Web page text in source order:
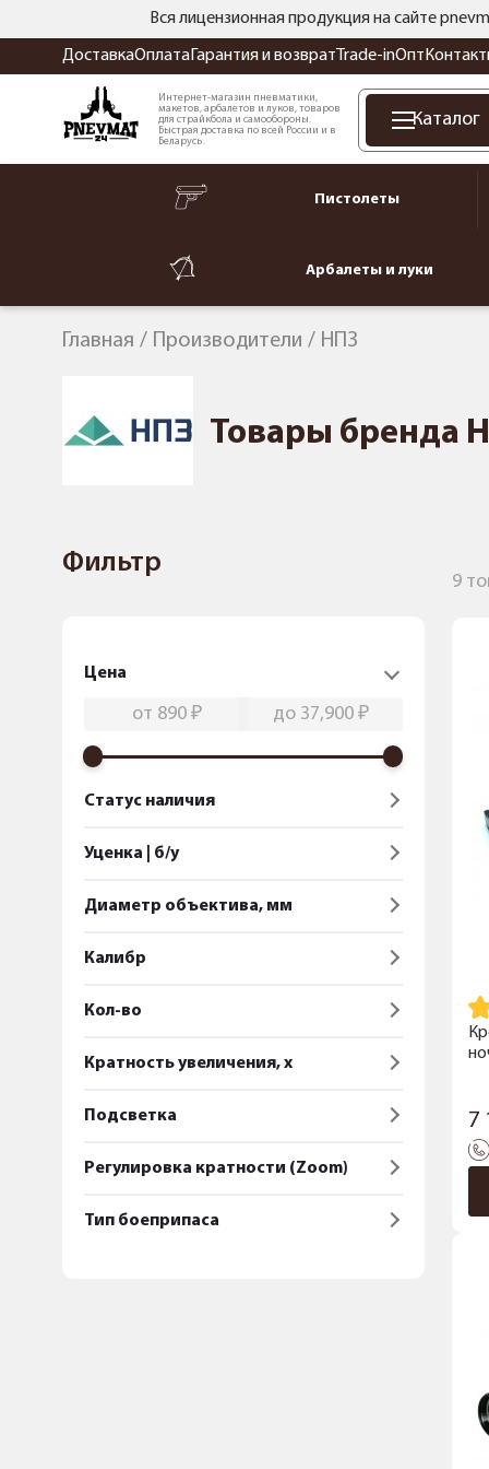
Вся лицензионная продукция на сайте
ДоставкаОплата Гарантия и возврат Trade-inОпт
Интернет-магазин пневматики,
макетов, арбалетов и луков, товаров
для страйкбола и самообороны.
Быстрая доставка по всей России и в
Беларусь.
Каталог
Пистолеты
Арбалеты и луки
Главная Производители НПЗ
Товары бренда
Фильтр
Цена
Статус наличия
Уценка | б/у
Диаметр объектива, мм
Калибр
Кол-во
Кратность увеличения, x
Подсветка
Регулировка кратности (Zoom)
Тип боеприпаса
9
7